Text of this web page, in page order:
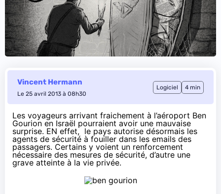
Vincent Hermann
Le 25 avril 2013 à 08h30
Logiciel 4 min
Les voyageurs arrivant fraichement à l’aéroport Ben
Gourion en Israël pourraient avoir une mauvaise
surprise. EN effet, le pays autorise désormais les
agents de sécurité à fouiller dans les emails des
passagers. Certains y voient un renforcement
nécessaire des mesures de sécurité, d’autre une
grave atteinte à la vie privée.